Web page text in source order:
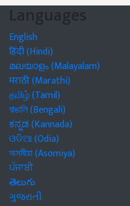
Languages
English
हिंदी (Hindi)
മലയാളം (Malayalam)
मराठी (Marathi)
தமிழ் (Tamil)
বাঙালি (Bengali)
ಕನ್ನಡ (Kannada)
ଓଡିଆ (Odia)
অসমীয়া (Asomiya)
ਪੰਜਾਬੀ
తెలుగు
ગુજરાતી